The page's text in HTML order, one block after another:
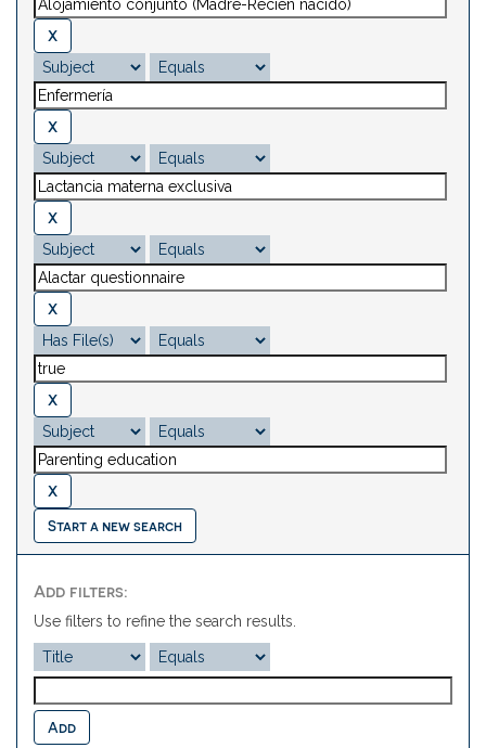
Start a new search
Add filters:
Use filters to refine the search results.